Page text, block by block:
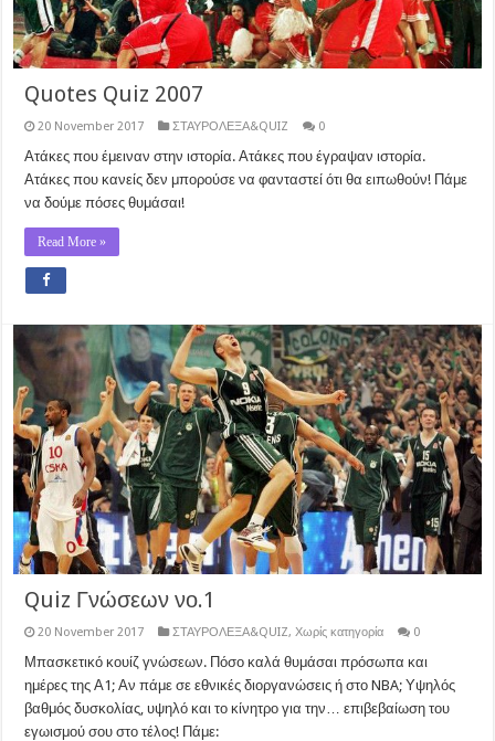
Quotes Quiz 2007
20 November 2017 ΣΤΑΥΡΟΛΕΞΑ&QUIZ 0
Ατάκες που έμειναν στην ιστορία. Ατάκες που έγραψαν ιστορία.
Ατάκες που κανείς δεν μπορούσε να φανταστεί ότι θα ειπωθούν! Πάμε
να δούμε πόσες θυμάσαι!
Read More »
Quiz Γνώσεων νο.1
20 November 2017 ΣΤΑΥΡΟΛΕΞΑ&QUIZ,Χωρίς κατηγορία 0
Μπασκετικό κουίζ γνώσεων. Πόσο καλά θυμάσαι πρόσωπα και
ημέρες της Α1; Αν πάμε σε εθνικές διοργανώσεις ή στο NBA; Υψηλός
βαθμός δυσκολίας, υψηλό και το κίνητρο για την… επιβεβαίωση του
εγωισμού σου στο τέλος! Πάμε: